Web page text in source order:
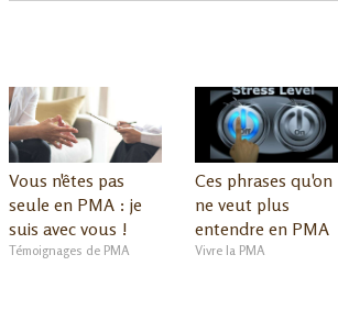
Vous n'êtes pas
seule en PMA : je
suis avec vous !
Témoignages de PMA
Ces phrases qu'on
ne veut plus
entendre en PMA
Vivre la PMA